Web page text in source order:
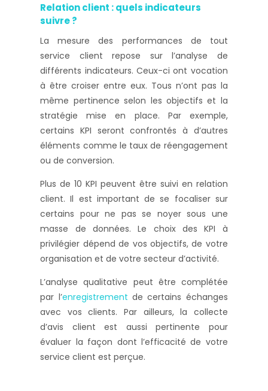
Relation client : quels indicateurs
suivre ?
La mesure des performances de tout
service client repose sur l’analyse de
différents indicateurs. Ceux-ci ont vocation
à être croiser entre eux. Tous n’ont pas la
même pertinence selon les objectifs et la
stratégie mise en place. Par exemple,
certains KPI seront confrontés à d’autres
éléments comme le taux de réengagement
ou de conversion.
Plus de 10 KPI peuvent être suivi en relation
client. Il est important de se focaliser sur
certains pour ne pas se noyer sous une
masse de données. Le choix des KPI à
privilégier dépend de vos objectifs, de votre
organisation et de votre secteur d’activité.
L’analyse qualitative peut être complétée
par l’enregistrement de certains échanges
avec vos clients. Par ailleurs, la collecte
d’avis client est aussi pertinente pour
évaluer la façon dont l’efficacité de votre
service client est perçue.